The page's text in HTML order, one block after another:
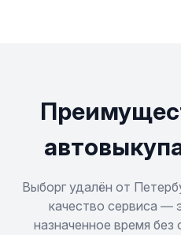
Выборг удалён от
качество сервиса —
назначенное время